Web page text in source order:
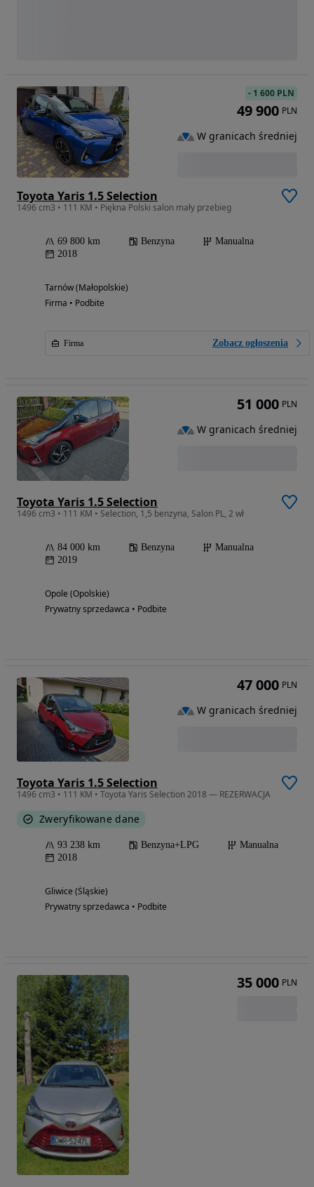
Toyota Yaris 1.5 Selection
1496 cm3 • 111 KM • Piękna Polski salon mały przebieg
69 800 km Benzyna
Manualna
2018
Tarnów (Małopolskie)
Firma • Podbite
Firma Zobacz ogłoszenia
- 1 600 PLN
49 900 PLN
W granicach średniej
Toyota Yaris 1.5 Selection
1496 cm3 • 111 KM • Selection, 1,5 benzyna, Salon PL, 2 wł
84 000 km Benzyna
Manualna
2019
Opole (Opolskie)
Prywatny sprzedawca • Podbite
51 000 PLN
W granicach średniej
Toyota Yaris 1.5 Selection
1496 cm3 • 111 KM • Toyota Yaris Selection 2018 — REZERWACJA
Zweryfikowane dane
93 238 km Benzyna+LPG
Manualna
2018
Gliwice (Śląskie)
Prywatny sprzedawca • Podbite
47 000 PLN
W granicach średniej
35 000 PLN